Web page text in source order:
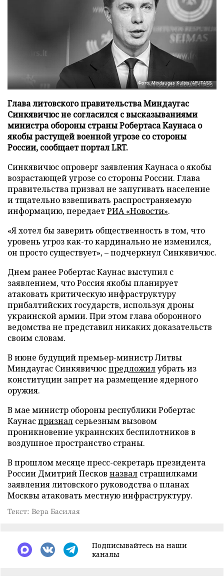
Фото: Mindaugas Kulbis/AP/TASS
Глава литовского правительства Миндаугас
Синкявичюс не согласился с высказываниями
министра обороны страны Робертаса Каунаса о
якобы растущей военной угрозе со стороны
России, сообщает портал LRT.
Синкявичюс опроверг заявления Каунаса о якобы
возрастающей угрозе со стороны России. Глава
правительства призвал не запугивать население
и тщательно взвешивать распространяемую
информацию, передаетРИА «Новости».
«Я хотел бы заверить общественность в том, что
уровень угроз как-то кардинально не изменился,
он просто существует», – подчеркнул Синкявичюс.
Днем ранее Робертас Каунас выступил с
заявлением, что Россия якобы планирует
атаковать критическую инфраструктуру
прибалтийских государств, используя дроны
украинской армии. При этом глава оборонного
ведомства не представил никаких доказательств
своим словам.
В июне будущий премьер-министр Литвы
Миндаугас Синкявичюспредложилубрать из
конституции запрет на размещение ядерного
оружия.
В мае министр обороны республики Робертас
Каунаспризнал серьезным вызовом
проникновение украинских беспилотников в
воздушное пространство страны.
В прошлом месяце пресс-секретарь президента
России Дмитрий Песков назвал страшилками
заявления литовского руководства о планах
Москвы атаковать местную инфраструктуру.
Текст: Вера Басилая
Подписывайтесь на наши
каналы